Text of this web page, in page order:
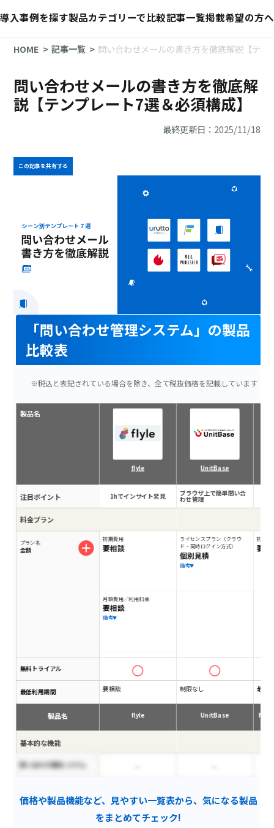
導入事例を探す製品カテゴリーで比較記事一覧掲載希望の方へ
HOME 記事一覧 問い合わせメールの書き方を徹底解説【テ
問い合わせメールの書き方を徹底解
説【テンプレート7選＆必須構成】
最終更新日：2025/11/18
この記事を共有する
「問い合わせ管理システム」の製品
比較表
※税込と表記されている場合を除き、全て税抜価格を記載しています
製品名
注目ポイント
料金プラン
プラン名
金額
無料トライアル
最低利用期間
製品名
基本的な機能
問い合わせ管理システム
flyle
1hでインサイト発見
初期費用
要相談
月額費用／利用料金
要相談
備考
要相談
flyle
UnitBase
ブラウザ上で簡単問い合
わせ管理
ライセンスプラン（クラウ
ド・同時ログイン方式）
個別見積
備考
制限なし
UnitBase
初期費
要相
最低
価格や製品機能など、見やすい一覧表から、気になる製品
をまとめてチェック!